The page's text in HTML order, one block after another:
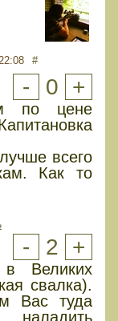
#
- 0 +
по цене
всего
Как то
- 2 +
Великих
свалка).
Вас туда